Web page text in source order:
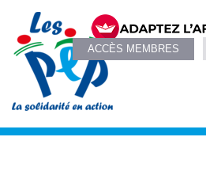
ACCÈS MEMBRES